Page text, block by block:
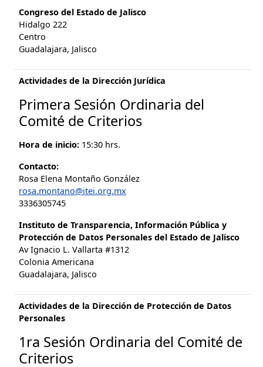
Congreso del Estado de Jalisco
Hidalgo 222
Centro
Guadalajara, Jalisco
Actividades de la Dirección Jurídica
Primera Sesión Ordinaria del
Comité de Criterios
Hora de inicio: 15:30 hrs.
Contacto:
Rosa Elena Montaño González
rosa.montano@itei.org.mx
3336305745
Instituto de Transparencia, Información Pública y
Protección de Datos Personales del Estado de Jalisco
Av Ignacio L. Vallarta #1312
Colonia Americana
Guadalajara, Jalisco
Actividades de la Dirección de Protección de Datos
Personales
1ra Sesión Ordinaria del Comité de
Criterios